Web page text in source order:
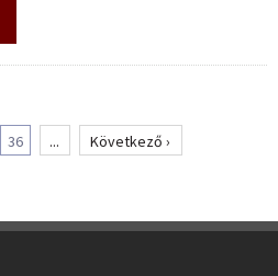
36 ... Következő ›